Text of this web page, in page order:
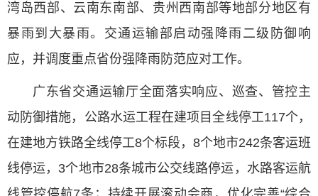
湾岛西部、云南东南部、贵州西南部等地部分地区有
暴雨到大暴雨。交通运输部启动强降雨二级防御响
应，并调度重点省份强降雨防范应对工作。
广东省交通运输厅全面落实响应、巡查、管控主
动防御措施，公路水运工程在建项目全线停工117个，
在建地方铁路全线停工8个标段，8个地市242条客运班
线停运，3个地市28条城市公交线路停运，水路客运航